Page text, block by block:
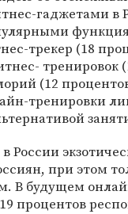
гаджетами в
трекер (18
тренировок
(12
тренировки
России
при этом
В будущем
процентов